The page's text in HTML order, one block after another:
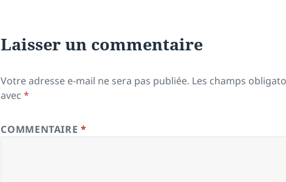
Laisser un commentaire
Votre adresse e-mail ne sera pas publiée. Les champs
avec*
COMMENTAIRE*